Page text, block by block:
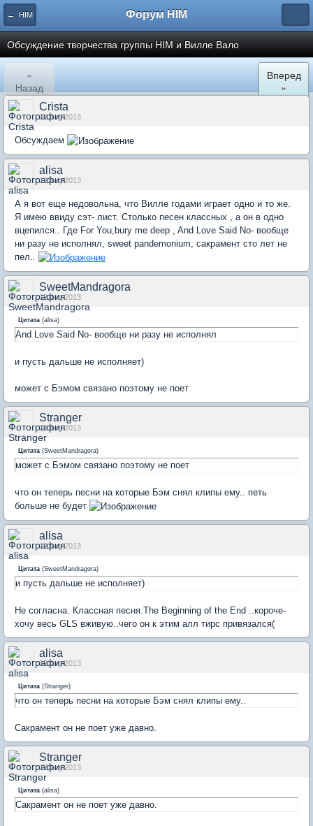
← HIM Форум HIM
Обсуждение творчества группы HIM и Вилле Вало
«
Назад
Вперед
»
Crista
12 Aug 2013
Обсуждаем
alisa
12 Aug 2013
А я вот еще недовольна, что Вилле годами играет одно и то же.
Я имею ввиду сэт- лист. Столько песен классных , а он в одно
вцепился.. Где For You,bury me deep , And Love Said No- вообще
ни разу не исполнял, sweet pandemonium, сакрамент сто лет не
пел..
SweetMandragora
12 Aug 2013
Цитата (alisa)
And Love Said No- вообще ни разу не исполнял
и пусть дальше не исполняет)
может с Бэмом связано поэтому не поет
Stranger
12 Aug 2013
Цитата (SweetMandragora)
может с Бэмом связано поэтому не поет
что он теперь песни на которые Бэм снял клипы ему.. петь
больше не будет
alisa
12 Aug 2013
Цитата (SweetMandragora)
и пусть дальше не исполняет)
Не согласна. Классная песня.The Beginning of the End ..короче-
хочу весь GLS вживую..чего он к этим алл тирс привязался(
alisa
12 Aug 2013
Цитата (Stranger)
что он теперь песни на которые Бэм снял клипы ему..
Сакрамент он не поет уже давно.
Stranger
12 Aug 2013
Цитата (alisa)
Сакрамент он не поет уже давно.